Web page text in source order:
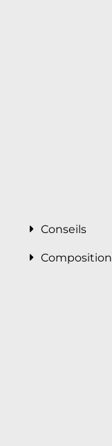
Conseils
Composition